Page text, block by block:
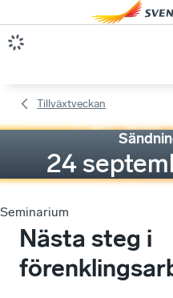
Tillväxtveckan
24
Seminarium
Nästa steg i